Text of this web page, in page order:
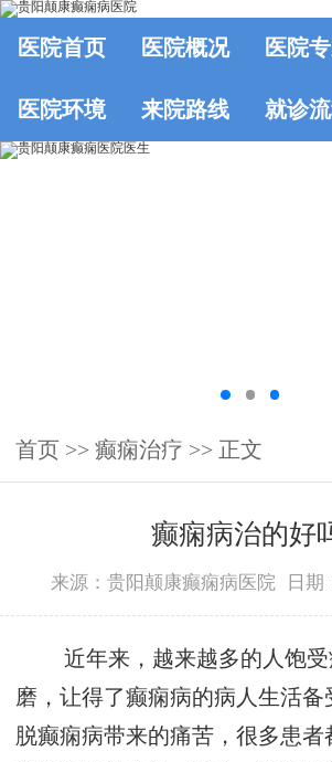
医院首页 医院概况 医院
医院环境 来院路线 就诊
首页 >> 癫痫治疗 >> 正文
癫痫病治的好
来源：贵阳颠康癫痫病医院 日期
近年来，越来越多的人饱
磨，让得了癫痫病的病人生活备
脱癫痫病带来的痛苦，很多患